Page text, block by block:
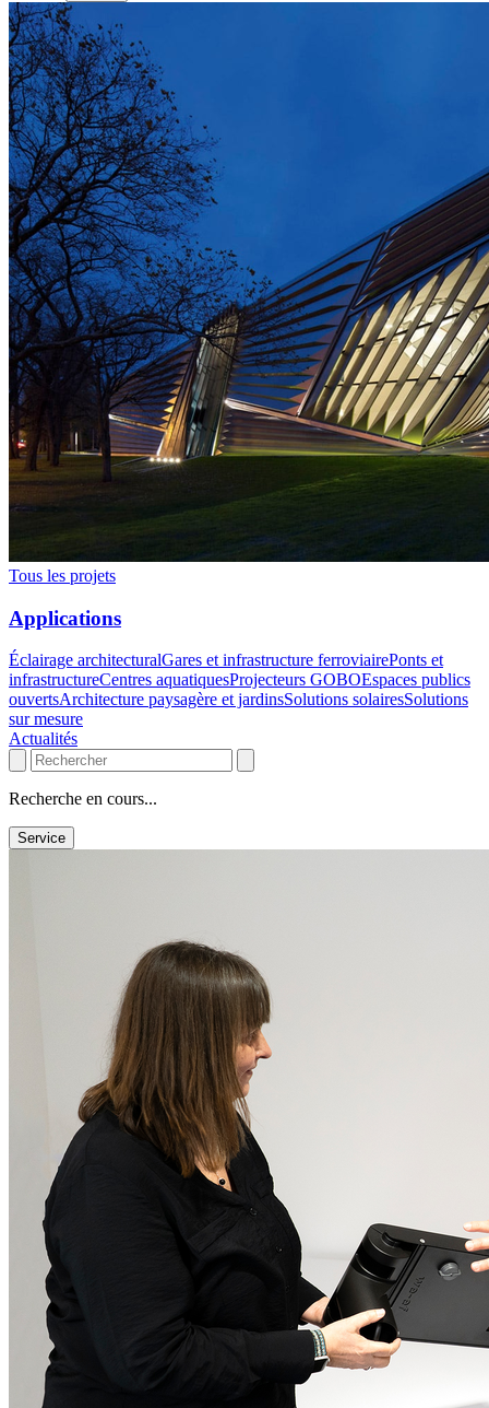
Tous les projets
Applications
Éclairage architecturalGares et infrastructure ferroviairePonts et
infrastructureCentres aquatiquesProjecteurs GOBOEspaces publics
ouvertsArchitecture paysagère et jardinsSolutions solairesSolutions
sur mesure
Actualités
Recherche en cours...
Service